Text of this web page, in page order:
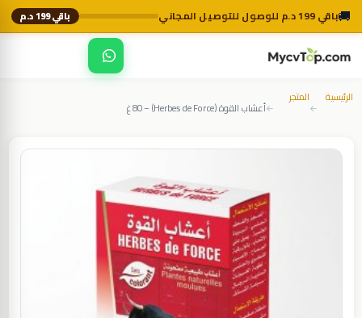
🚚باقي 199 د.م للوصول للتوصيل المجاني باقي 199 د.م
MycvTop
الرئيسية
←
المتجر
←أعشاب القوة (Herbes de Force) – 80 غ